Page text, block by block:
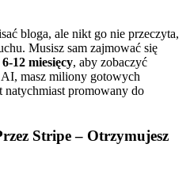
bloga, ale nikt go nie przeczyta,
Musisz sam zajmować się
6-12 miesięcy, aby zobaczyć
masz miliony gotowych
promowany do
Stripe – Otrzymujesz